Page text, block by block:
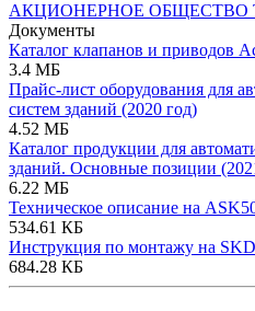
АКЦИОНЕРНОЕ ОБЩЕСТВО
Документы
Каталог клапанов и приводов
3.4 МБ
Прайс-лист оборудования для
систем зданий (2020 год)
4.52 МБ
Каталог продукции для
зданий. Основные позиции
6.22 МБ
Техническое описание на
534.61 КБ
Инструкция по монтажу на
684.28 КБ